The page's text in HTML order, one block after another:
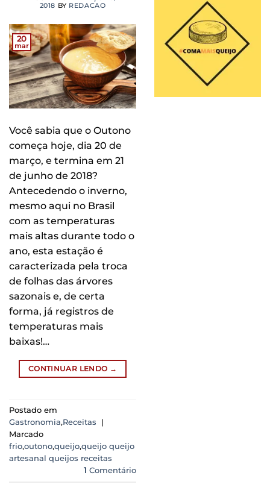
2018 BY REDACAO
20
mar
Você sabia que o Outono
começa hoje, dia 20 de
março, e termina em 21
de junho de 2018?
Antecedendo o inverno,
mesmo aqui no Brasil
com as temperaturas
mais altas durante todo o
ano, esta estação é
caracterizada pela troca
de folhas das árvores
sazonais e, de certa
forma, já registros de
temperaturas mais
baixas!…
CONTINUAR LENDO →
Postado em
Gastronomia,Receitas
|
Marcado
frio,outono,queijo,queijo queijo
artesanal queijos receitas
1 Comentário